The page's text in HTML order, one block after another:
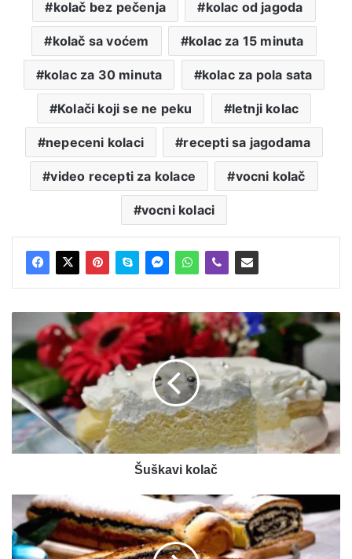
kolač bez pečenja kolac od jagoda
kolač sa voćem kolac za 15 minuta
kolac za 30 minuta kolac za pola sata
Kolači koji se ne peku letnji kolac
nepeceni kolaci recepti sa jagodama
video recepti za kolace vocni kolač
vocni kolaci
kolač
Šuškavi kolač
Starinska
brza
štrudla
sa